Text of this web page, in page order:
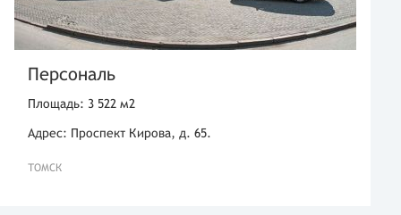
Персональ
Площадь: 3 522 м2
Адрес: Проспект Кирова, д. 65.
ТОМСК